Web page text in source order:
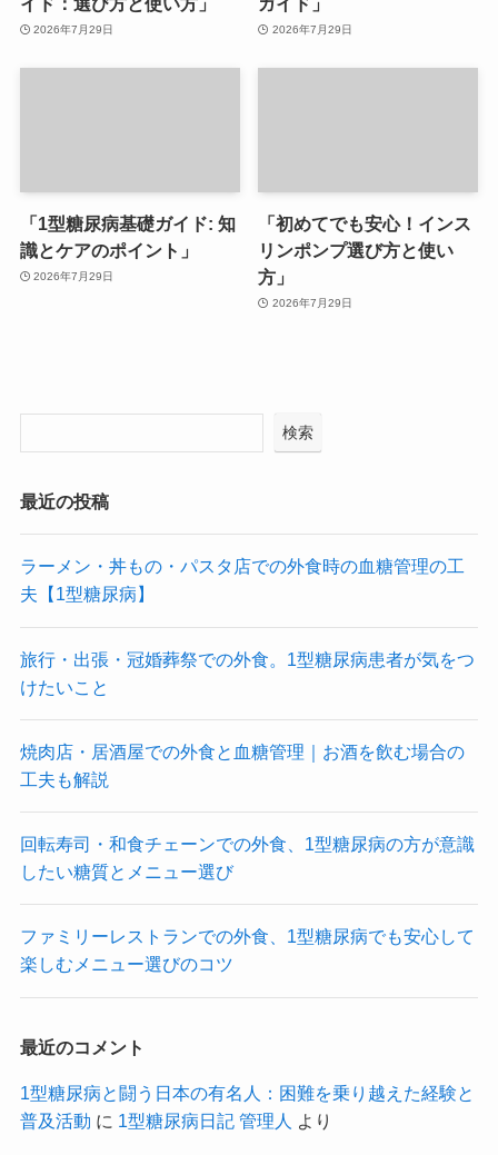
2026年7月29日 2026年7月29日
「1型糖尿病基礎ガイド: 知
識とケアのポイント」
2026年7月29日
「初めてでも安心！インス
リンポンプ選び方と使い
方」
2026年7月29日
検索
最近の投稿
ラーメン・丼もの・パスタ店での外食時の血糖管理の工
夫【1型糖尿病】
旅行・出張・冠婚葬祭での外食。1型糖尿病患者が気をつ
けたいこと
焼肉店・居酒屋での外食と血糖管理｜お酒を飲む場合の
工夫も解説
回転寿司・和食チェーンでの外食、1型糖尿病の方が意識
したい糖質とメニュー選び
ファミリーレストランでの外食、1型糖尿病でも安心して
楽しむメニュー選びのコツ
最近のコメント
1型糖尿病と闘う日本の有名人：困難を乗り越えた経験と
普及活動 に 1型糖尿病日記 管理人 より